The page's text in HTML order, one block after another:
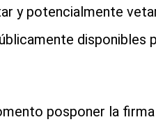
y potencialmente
disponibles
posponer la